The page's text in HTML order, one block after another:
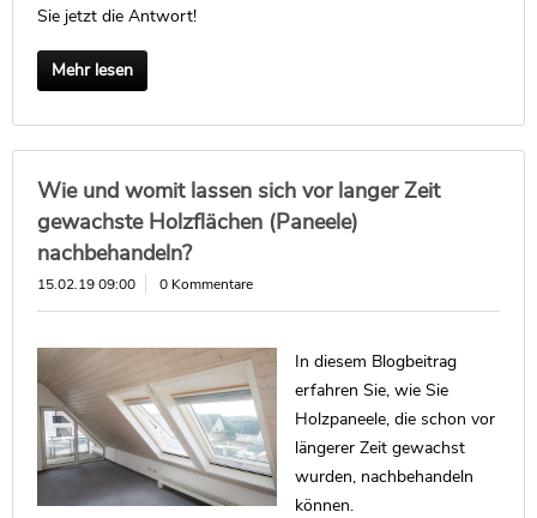
Sie jetzt die Antwort!
Mehr lesen
Wie und womit lassen sich vor langer Zeit
gewachste Holzflächen (Paneele)
nachbehandeln?
15.02.19 09:00 0 Kommentare
In diesem Blogbeitrag
erfahren Sie, wie Sie
Holzpaneele, die schon vor
längerer Zeit gewachst
wurden, nachbehandeln
können.